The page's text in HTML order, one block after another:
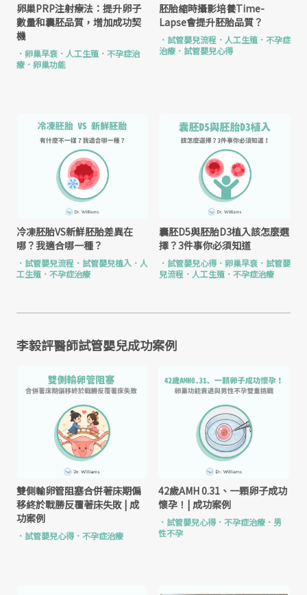
卵巢PRP注射療法：提升卵子
數量和囊胚品質，增加成功契
機
． 卵巢早衰 ． 人工生殖 ． 不孕症治
療 ． 卵巢功能
胚胎縮時攝影培養Time-
Lapse會提升胚胎品質？
． 試管嬰兒流程 ． 人工生殖 ． 不孕症
治療 ． 試管嬰兒心得
冷凍胚胎VS新鮮胚胎差異在
哪？我適合哪一種？
． 試管嬰兒流程 ． 試管嬰兒植入 ． 人
工生殖 ． 不孕症治療
囊胚D5與胚胎D3植入該怎麼選
擇？3件事你必須知道
． 試管嬰兒心得 ． 卵巢早衰 ． 試管嬰
兒流程 ． 人工生殖 ． 不孕症治療
李毅評醫師試管嬰兒成功案例
雙側輸卵管阻塞合併著床期偏
移終於戰勝反覆著床失敗 | 成
功案例
． 試管嬰兒心得 ． 不孕症治療
42歲AMH 0.31、一顆卵子成功
懷孕！| 成功案例
． 試管嬰兒心得 ．不孕症治療 ． 男
性不孕